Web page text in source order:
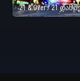
21 & Over / 21 დან